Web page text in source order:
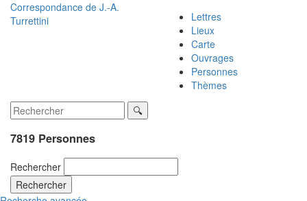
Correspondance de J.-A.
Turrettini
Lettres
Lieux
Carte
Ouvrages
Personnes
Thèmes
7819 Personnes
Rechercher
Rechercher